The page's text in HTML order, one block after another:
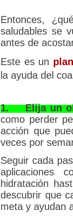
Entonces,
saludables se
antes de
Este es un
la ayuda del
1.
Elija un
como perder
acción que
veces por
Seguir cada
aplicaciones
hidratación
descubrir que
meta y ayudan